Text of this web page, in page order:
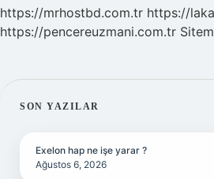
https://mrhostbd.com.tr https://
https://pencereuzmani.com.tr
SIDEBAR
SON YAZILAR
Exelon hap ne işe yarar ?
Ağustos 6, 2026